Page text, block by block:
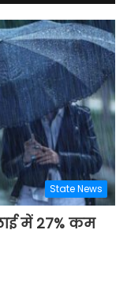
State News
में 27% कम